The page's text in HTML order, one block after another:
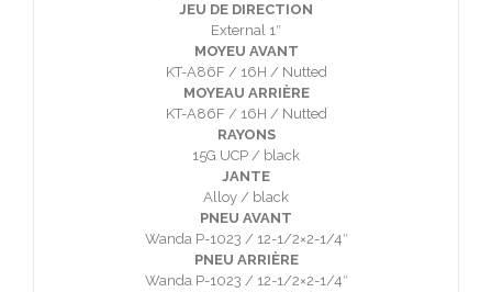
JEU DE DIRECTION
External 1″
MOYEU AVANT
KT-A86F / 16H / Nutted
MOYEAU ARRIÈRE
KT-A86F / 16H / Nutted
RAYONS
15G UCP / black
JANTE
Alloy / black
PNEU AVANT
Wanda P-1023 / 12-1/2×2-1/4″
PNEU ARRIÈRE
Wanda P-1023 / 12-1/2×2-1/4″